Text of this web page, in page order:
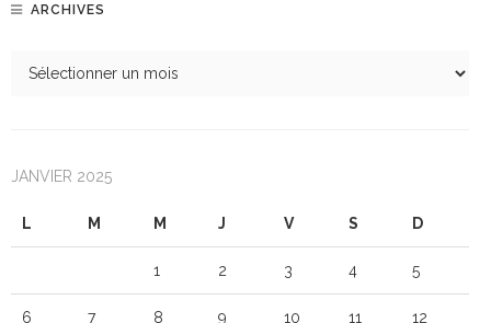
ARCHIVES
JANVIER 2025
L M M J V S D
1 2 3 4 5
6 7 8 9 10 11 12